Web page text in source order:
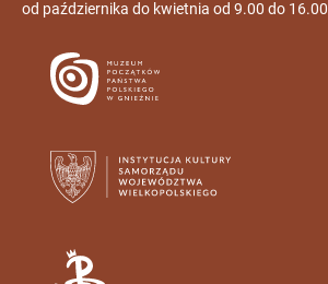
od października do kwietnia od 9.00 do 16.00